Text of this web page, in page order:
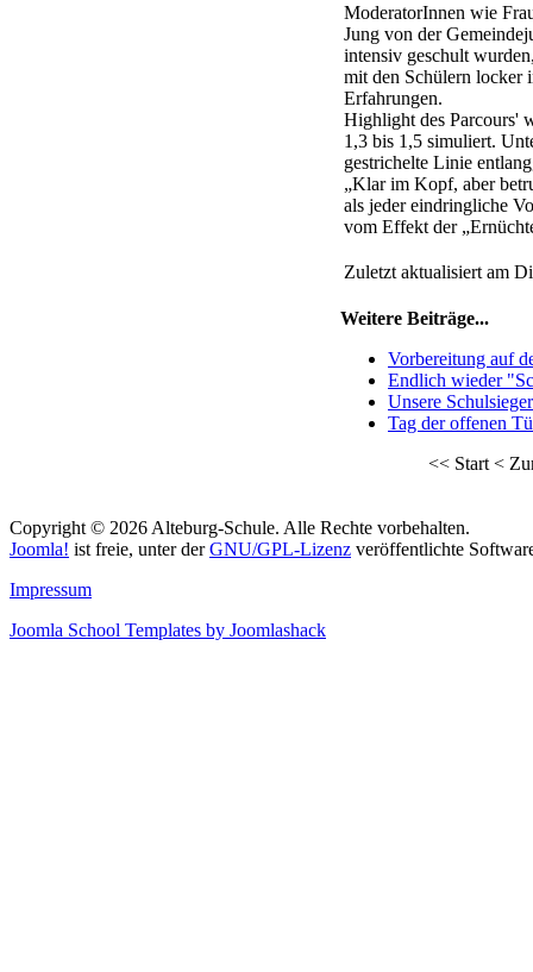
ModeratorInnen wie
Jung von der
intensiv geschult
mit den Schülern locker
Erfahrungen.
Highlight des Parcours'
1,3 bis 1,5 simuliert.
gestrichelte Linie
„Klar im Kopf, aber
als jeder eindringliche
vom Effekt der
Zuletzt aktualisiert am
Weitere Beiträge...
Vorbereitung auf
Endlich wieder
Unsere
Tag der offenen
<< Start<
ukash
-
Copyright © 2026 Alteburg-Schule. Alle Rechte vorbehalten.
Joomla! ist freie, unter derGNU/GPL-Lizenz veröffentlichte
Impressum
Joomla School Templates by Joomlashack